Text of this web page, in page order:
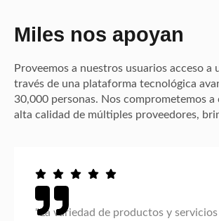
Miles nos apoyan
Proveemos a nuestros usuarios acceso
través de una plataforma tecnológica
30,000 personas. Nos comprometemos
alta calidad de múltiples proveedores,
"La variedad de productos y